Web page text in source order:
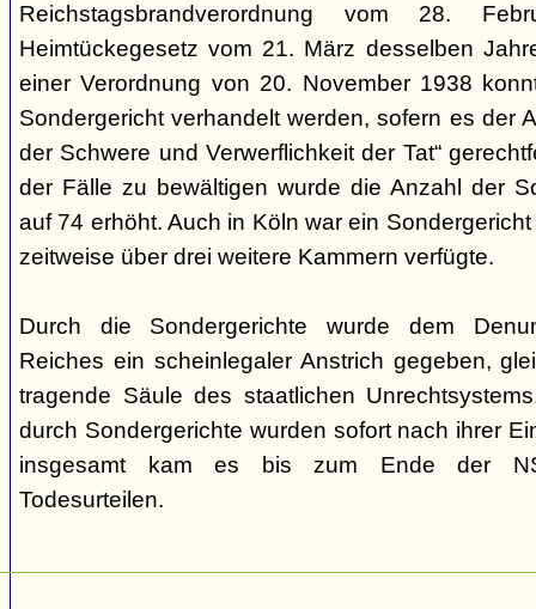
Reichstagsbrandverordnung vom 28.
Heimtückegesetz vom 21. März desselben
einer Verordnung von 20. November 1938
Sondergericht verhandelt werden, sofern es der
der Schwere und Verwerflichkeit der Tat“
der Fälle zu bewältigen wurde die Anzahl der
auf 74 erhöht. Auch in Köln war ein
zeitweise über drei weitere Kammern verfügte.
Durch die Sondergerichte wurde dem
Reiches ein scheinlegaler Anstrich gegeben,
tragende Säule des staatlichen
durch Sondergerichte wurden sofort nach ihrer
insgesamt kam es bis zum Ende der
Todesurteilen.